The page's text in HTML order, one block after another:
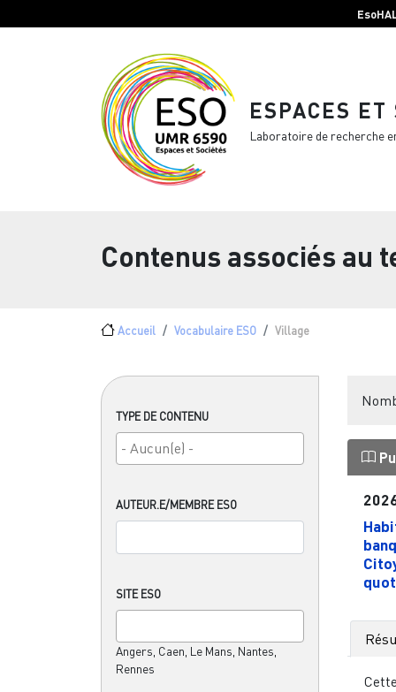
ESPACES ET
Laboratoire de recherche
Contenus associés au
Fil d'Ariane
Accueil Vocabulaire ESO Village
TYPE DE CONTENU
AUTEUR.E/MEMBRE ESO
SITE ESO
Angers, Caen, Le Mans, Nantes,
Rennes